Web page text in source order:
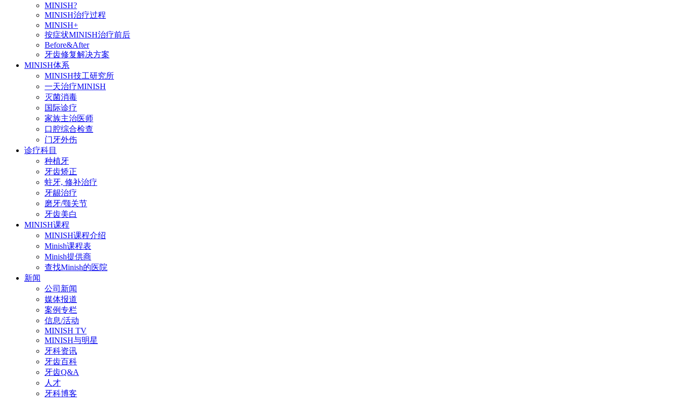
MINISH?
MINISH治疗过程
MINISH+
按症状MINISH治疗前后
Before&After
牙齿修复解决方案
MINISH体系
MINISH技工研究所
一天治疗MINISH
灭菌消毒
国际诊疗
家族主治医师
口腔综合检查
门牙外伤
诊疗科目
种植牙
牙齿矫正
蛀牙, 修补治疗
牙龈治疗
磨牙/颚关节
牙齿美白
MINISH课程
MINISH课程介绍
Minish课程表
Minish提供商
查找Minish的医院
新闻
公司新闻
媒体报道
案例专栏
信息/活动
MINISH TV
MINISH与明星
牙科资讯
牙齿百科
牙齿Q&A
人才
牙科博客